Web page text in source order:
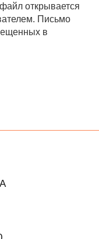
открывается
Письмо
в